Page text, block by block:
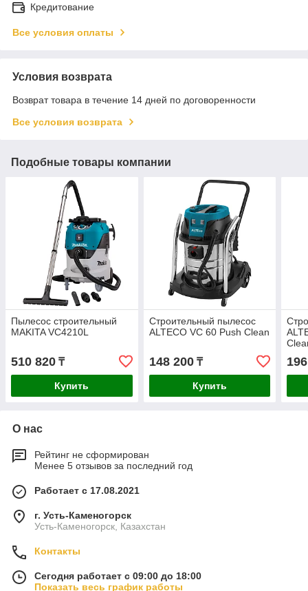
Кредитование
Все условия оплаты
Условия возврата
Возврат товара в течение 14 дней по договоренности
Все условия возврата
Подобные товары компании
Пылесос строительный
MAKITA VC4210L
510 820 ₸
Купить
Строительный пылесос
ALTECO VC 60 Push Clean
148 200₸
Купить
О нас
Рейтинг не сформирован
Менее 5 отзывов за последний год
Работает с 17.08.2021
г. Усть-Каменогорск
Усть-Каменогорск, Казахстан
Контакты
Сегодня работает с 09:00 до 18:00
Показать весь график работы